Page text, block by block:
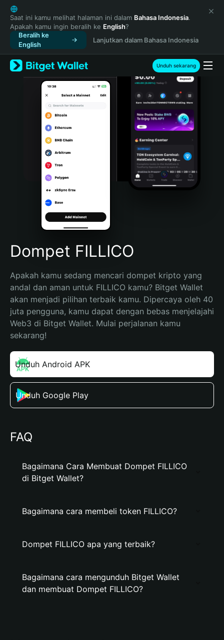
English
日本語
Tiếng Việt
Русский
Español (Latinoamérica)
Türkçe
Italiano
Português (Portugal)
Bahasa Indonesia
Português (Brasil)
Español (Argentina)
Saat ini kamu melihat halaman ini dalam Bahasa Indonesia.
Apakah kamu ingin beralih ke English?
Beralih ke
English
Lanjutkan dalam Bahasa Indonesia
Unduh sekarang
Dompet FILLICO
Apakah kamu sedang mencari dompet kripto yang
andal dan aman untuk FILLICO kamu? Bitget Wallet
akan menjadi pilihan terbaik kamu. Dipercaya oleh 40
juta pengguna, kamu dapat dengan bebas menjelajahi
Web3 di Bitget Wallet. Mulai perjalanan kamu
sekarang!
Unduh Android APK
Unduh Google Play
FAQ
Bagaimana Cara Membuat Dompet FILLICO
di Bitget Wallet?
Bagaimana cara membeli token FILLICO?
Dompet FILLICO apa yang terbaik?
Bagaimana cara mengunduh Bitget Wallet
dan membuat Dompet FILLICO?